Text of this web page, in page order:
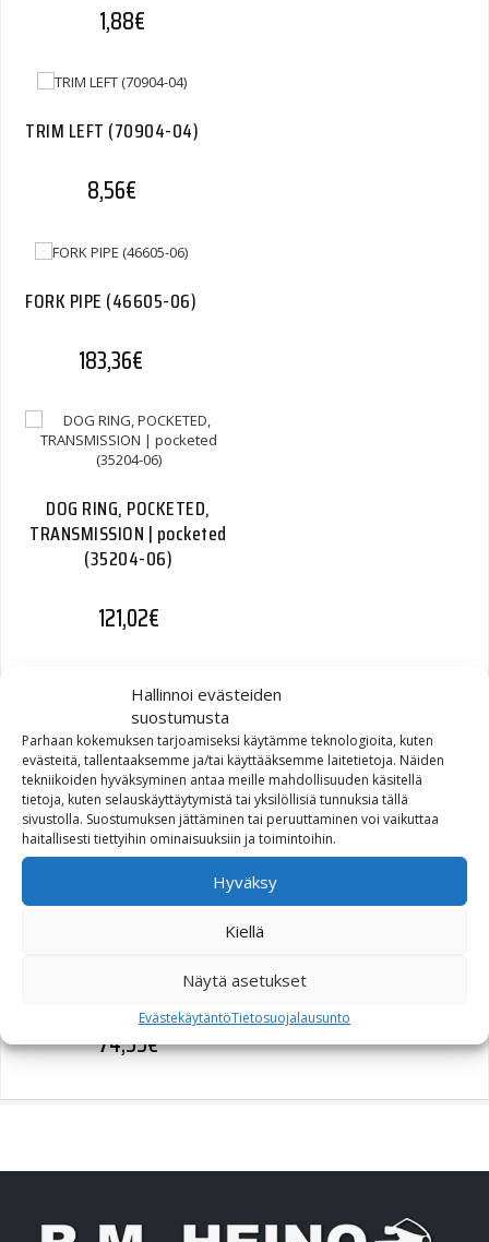
Hallinnoi evästeiden
suostumusta
Parhaan kokemuksen tarjoamiseksi käytämme teknologioita, kuten
evästeitä, tallentaaksemme ja/tai käyttääksemme laitetietoja. Näiden
tekniikoiden hyväksyminen antaa meille mahdollisuuden käsitellä
tietoja, kuten selauskäyttäytymistä tai yksilöllisiä tunnuksia tällä
sivustolla. Suostumuksen jättäminen tai peruuttaminen voi vaikuttaa
haitallisesti tiettyihin ominaisuuksiin ja toimintoihin.
Hyväksy
Kiellä
Näytä asetukset
EvästekäytäntöTietosuojalausunto
1,88€
TRIM LEFT (70904-04)
8,56€
FORK PIPE (46605-06)
183,36€
DOG RING, POCKETED,
TRANSMISSION | pocketed
(35204-06)
121,02€
TERMINAL PIN, #16-20
AWG (72169-07)
1,12€
primary cover (34901-07)
74,55€